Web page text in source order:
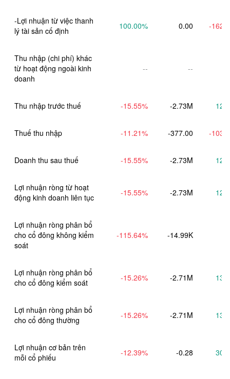
-Lợi nhuận từ việc thanh
lý tài sản cố định
100.00% 0.00 -
Thu nhập (chi phí) khác
từ hoạt động ngoài kinh
doanh
-- --
Thu nhập trước thuế -15.55% -2.73M
Thuế thu nhập -11.21% -377.00 -
Doanh thu sau thuế -15.55% -2.73M
Lợi nhuận ròng từ hoạt
động kinh doanh liên tục
-15.55% -2.73M
Lợi nhuận ròng phân bổ
cho cổ đông không kiểm
soát
-115.64% -14.99K
Lợi nhuận ròng phân bổ
cho cổ đông kiểm soát
-15.26% -2.71M
Lợi nhuận ròng phân bổ
cho cổ đông thường
-15.26% -2.71M
Lợi nhuận cơ bản trên
mỗi cổ phiếu
-12.39% -0.28